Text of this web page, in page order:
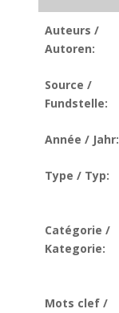
Auteurs /
Autoren:
Source /
Fundstelle:
Année / Jahr:
Type / Typ:
Catégorie /
Kategorie:
Mots clef /